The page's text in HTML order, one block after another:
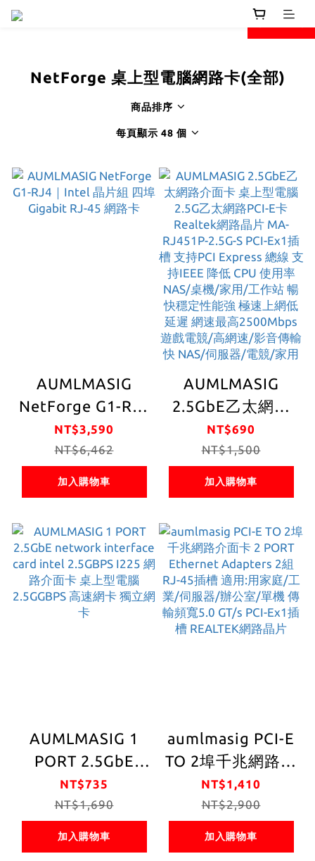
prev
NetForge 桌上型電腦網路卡(全部)
商品排序
每頁顯示 48 個
AUMLMASIG
NetForge G1-RJ4
｜Intel 晶片組 四
埠 Gigabit RJ-45
網路卡
NT$3,590
NT$6,462
加入購物車
AUMLMASIG
2.5GbE乙太網路
介面卡 桌上型電腦
2.5G乙太網路PCI-
E卡 Realtek網路
晶片 MA-RJ451P-
槽 支持PCI
Express 總線 支持
IEEE 降低 CPU 使
用率 NAS/桌機/家
用/工作站 暢快穩
輸快 NAS/伺服器/
電競/家用高速網
路
NT$690
NT$1,500
加入購物車
AUMLMASIG 1
PORT 2.5GbE
network
interface card
intel 2.5GBPS
I225 網路介面卡
NT$735
NT$1,690
加入購物車
aumlmasig PCI-E
TO 2埠千兆網路介
面卡 2 PORT
Ethernet
Adapters 2組 RJ-
45插槽 適用:用家
NT$1,410
NT$2,900
加入購物車